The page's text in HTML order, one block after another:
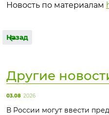
Новость по материалам
Назад
Другие
03.08 2026
В России могут ввести